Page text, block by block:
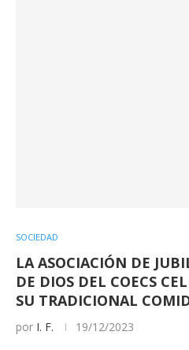
SOCIEDAD
LA ASOCIACIÓN DE
DE DIOS DEL COECS
SU TRADICIONAL
por I. F. 19/12/2023